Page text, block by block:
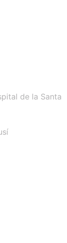
de la Santa